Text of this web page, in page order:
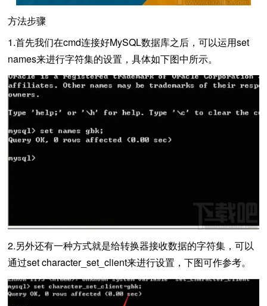
方法步骤
1.首先我们在cmd连接好MySQL数据库之后，可以运用set
names来进行字符集的设置，具体如下图中所示。
2.另外还有一种方式就是给转换器接收数据的字符集，可以
通过set character_set_client来进行设置，下图可作参考。